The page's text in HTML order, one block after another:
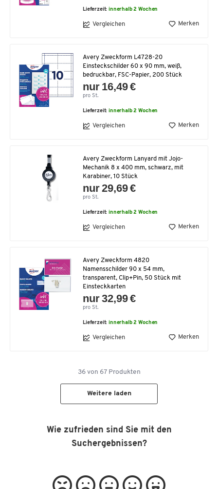
Lieferzeit:innerhalb 2 Wochen
Vergleichen Merken
Avery Zweckform L4728-20
Einsteckschilder 60 x 90 mm, weiß,
bedruckbar, FSC-Papier, 200 Stück
nur 16,49 €
pro St.
Lieferzeit:innerhalb 2 Wochen
Vergleichen Merken
Avery Zweckform Lanyard mit Jojo-
Mechanik 8 x 400 mm, schwarz, mit
Karabiner, 10 Stück
nur 29,69 €
pro St.
Lieferzeit:innerhalb 2 Wochen
Vergleichen Merken
Avery Zweckform 4820
Namensschilder 90 x 54 mm,
transparent, Clip+Pin, 50 Stück mit
Einsteckkarten
nur 32,99 €
pro St.
Lieferzeit:innerhalb 2 Wochen
Vergleichen Merken
36von 67Produkten
Weitere laden
Wie zufrieden sind Sie mit den
Suchergebnissen?